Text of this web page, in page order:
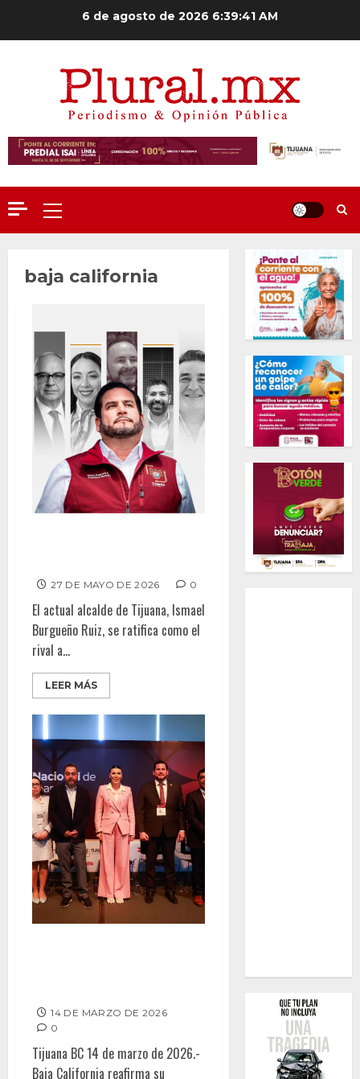
6 de agosto de 2026 6:39:43 AM
Menú
principal
baja california
27 DE MAYO DE 2026 0
El actual alcalde de Tijuana, Ismael
Burgueño Ruiz, se ratifica como el
rival a...
LEER MÁS
14 DE MARZO DE 2026
0
Tijuana BC 14 de marzo de 2026.-
Baja California reafirma su